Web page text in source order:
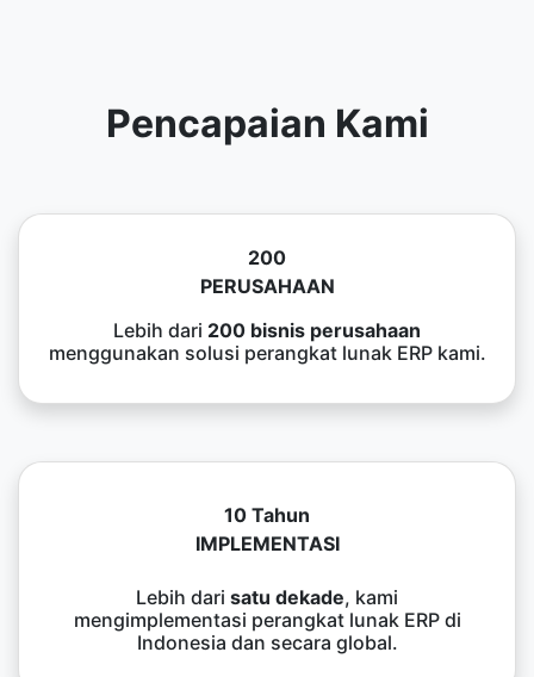
Pencapaian Kami
200
PERUSAHAAN
Lebih dari 200 bisnis perusahaan
menggunakan solusi perangkat lunak ERP kami.
10 Tahun
IMPLEMENTASI
Lebih dari satu dekade, kami
mengimplementasi perangkat lunak ERP di
Indonesia dan secara global.